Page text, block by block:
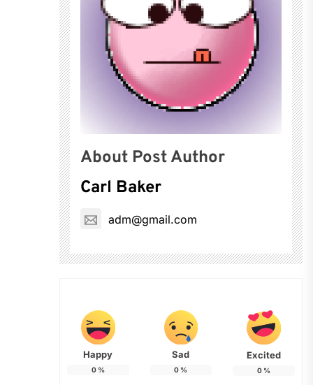
About Post Author
Carl Baker
adm@gmail.com
Happy
0%
Sad
0 %
Excited
0 %